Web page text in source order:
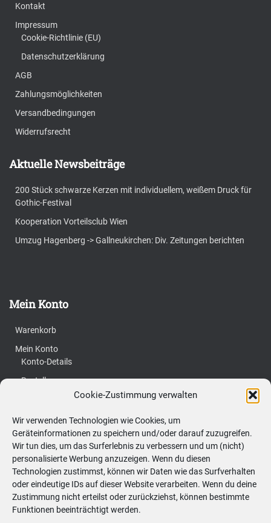
Cookie-Zustimmung verwalten
Wir verwenden Technologien wie Cookies, um
Geräteinformationen zu speichern und/oder darauf zuzugreifen.
Wir tun dies, um das Surferlebnis zu verbessern und um (nicht)
personalisierte Werbung anzuzeigen. Wenn du diesen
Technologien zustimmst, können wir Daten wie das Surfverhalten
oder eindeutige IDs auf dieser Website verarbeiten. Wenn du deine
Zustimmung nicht erteilst oder zurückziehst, können bestimmte
Funktionen beeinträchtigt werden.
Kontakt
Impressum
Cookie-Richtlinie (EU)
Datenschutzerklärung
AGB
Zahlungsmöglichkeiten
Versandbedingungen
Widerrufsrecht
Aktuelle Newsbeiträge
200 Stück schwarze Kerzen mit individuellem, weißem Druck für
Gothic-Festival
Kooperation Vorteilsclub Wien
Umzug Hagenberg -> Gallneukirchen: Div. Zeitungen berichten
Mein Konto
Warenkorb
Mein Konto
Konto-Details
Bestellungen
Vertrag widerrufen
Passwort vergessen
S
u
c
h
Suchen …
Kerzenatelier:
Hörtengasse 62, 1110 Wien